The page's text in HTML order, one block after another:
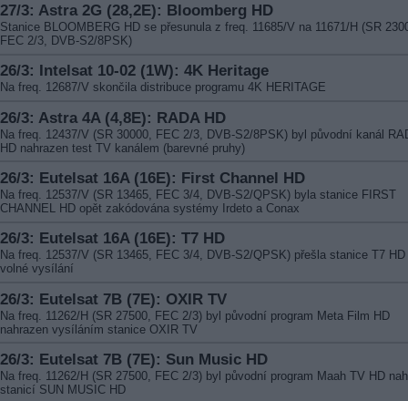
27/3: Astra 2G (28,2E): Bloomberg HD
Stanice BLOOMBERG HD se přesunula z freq. 11685/V na 11671/H (SR
FEC 2/3, DVB-S2/8PSK)
26/3: Intelsat 10-02 (1W): 4K Heritage
Na freq. 12687/V skončila distribuce programu 4K HERITAGE
26/3: Astra 4A (4,8E): RADA HD
Na freq. 12437/V (SR 30000, FEC 2/3, DVB-S2/8PSK) byl původní kanál
HD nahrazen test TV kanálem (barevné pruhy)
26/3: Eutelsat 16A (16E): First Channel HD
Na freq. 12537/V (SR 13465, FEC 3/4, DVB-S2/QPSK) byla stanice FIRST
CHANNEL HD opět zakódována systémy Irdeto a Conax
26/3: Eutelsat 16A (16E): T7 HD
Na freq. 12537/V (SR 13465, FEC 3/4, DVB-S2/QPSK) přešla stanice T7 HD
volné vysílání
26/3: Eutelsat 7B (7E): OXIR TV
Na freq. 11262/H (SR 27500, FEC 2/3) byl původní program Meta Film HD
nahrazen vysíláním stanice OXIR TV
26/3: Eutelsat 7B (7E): Sun Music HD
Na freq. 11262/H (SR 27500, FEC 2/3) byl původní program Maah TV HD
stanicí SUN MUSIC HD